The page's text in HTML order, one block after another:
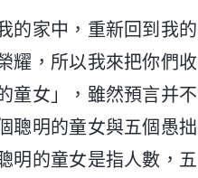
的家中，重新回到我的
耀，所以我來把你們收
童女」，雖然預言并不
聰明的童女與五個愚拙
明的童女是指人數，五